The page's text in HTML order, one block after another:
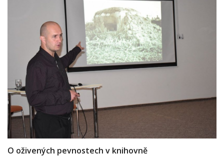
O oživených pevnostech v knihovně